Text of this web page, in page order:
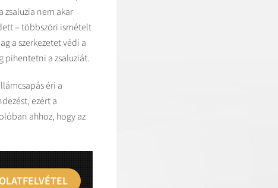
zsaluzia nem akar
– többszöri ismételt
a szerkezetet védi a
pihentetni a zsaluziát.
éri a
ezért a
ahhoz, hogy az